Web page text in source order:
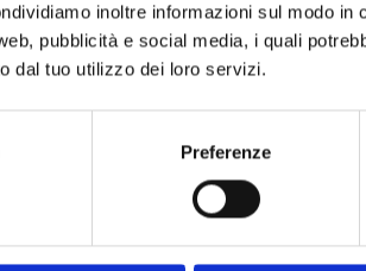
inoltre informazioni sul modo
pubblicità e social media, i quali
dal tuo utilizzo dei loro servizi.
Preferenze
fino ai giorni nostri con una
della scena musicale
il linguaggio del pop e
Genoa CFC, che hanno
e fuori dallo stadio come